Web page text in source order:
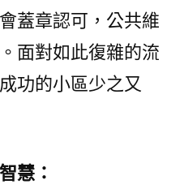
蓋章認可，公共維
面對如此復雜的流
功的小區少之又
慧：